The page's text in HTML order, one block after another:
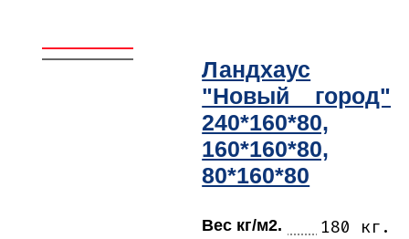
Ландхаус
"Новый город"
240*160*80,
160*160*80,
80*160*80
Вес кг/м2. 180 кг.